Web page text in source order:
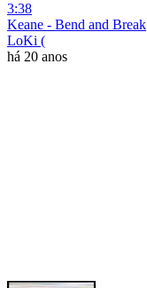
3:38
Keane - Bend and Break
LoKi (
há 20 anos